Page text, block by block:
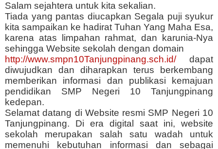
Salam sejahtera untuk kita sekalian.
Tiada yang pantas diucapkan Segala puji syukur
kita sampaikan ke hadirat Tuhan Yang Maha Esa,
karena atas limpahan rahmat, dan karunia-Nya
sehingga Website sekolah dengan domain
http://www.smpn10Tanjungpinang.sch.id/dapat
diwujudkan dan diharapkan terus berkembang
memberikan informasi dan publikasi kemajuan
pendidikan SMP Negeri 10 Tanjungpinang
kedepan.
Selamat datang di Website resmi SMP Negeri 10
Tanjungpinang. Di era digital saat ini, website
sekolah merupakan salah satu wadah untuk
memenuhi kebutuhan informasi dan sebagai